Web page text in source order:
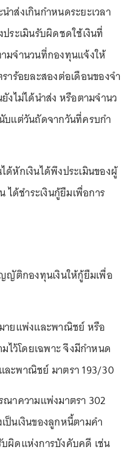
ส่งเกินกําหนดระยะเวลา
ระเมินรับผิดชดใช้เงินที่
มจํานวนที่กองทุนแจ้งให้
าร้อยละสองต่อเดือนของจํา
งไม่ได้นําส่ง หรือตามจํานว
แต่วันถัดจากวันที่ครบกํา
ด้หักเงินได้พึงประเมินของผู้
ได้ชําระเงินกู้ยืมเพื่อการ
ญัติกองทุนเงินให้กู้ยืมเพื่อ
ายแพ่งและพาณิชย์ หรือ
ว้โดยเฉพาะ จึงมีกำหนด
ะพาณิชย์ มาตรา 193/30
าความแพ่งมาตรา 302
ป็นเงินของลูกหนี้ตามคํา
ผิดแห่งการบังคับคดี เช่น